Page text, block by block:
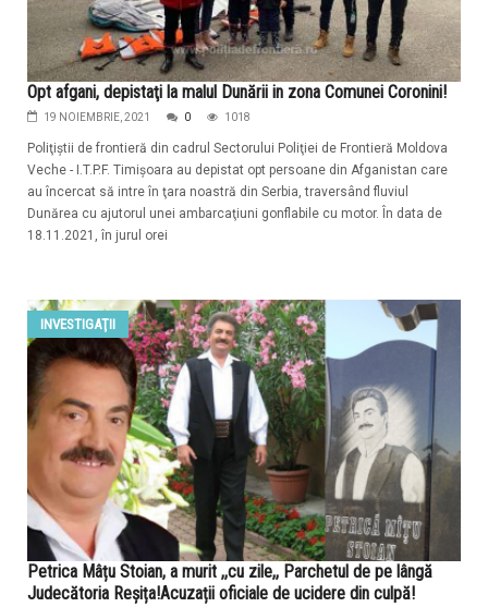
Opt afgani, depistaţi la malul Dunării in zona Comunei Coronini!
19 NOIEMBRIE, 2021 0 1018
Poliţiştii de frontieră din cadrul Sectorului Poliţiei de Frontieră Moldova
Veche - I.T.P.F. Timişoara au depistat opt persoane din Afganistan care
au încercat să intre în ţara noastră din Serbia, traversând fluviul
Dunărea cu ajutorul unei ambarcaţiuni gonflabile cu motor. În data de
18.11.2021, în jurul orei
INVESTIGAŢII
Petrica Mâțu Stoian, a murit ,,cu zile,, Parchetul de pe lângă
Judecătoria Reșița!Acuzații oficiale de ucidere din culpă!